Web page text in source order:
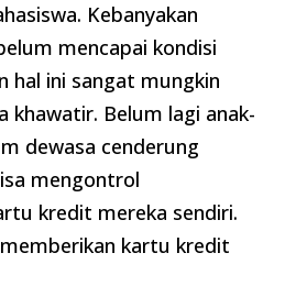
Kebanyakan
mencapai kondisi
hal ini sangat mungkin
khawatir. Belum lagi anak-
dewasa cenderung
mengontrol
kredit mereka sendiri.
kartu kredit